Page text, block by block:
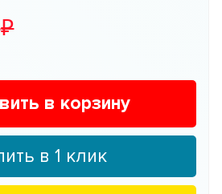
в корзину
в 1 клик